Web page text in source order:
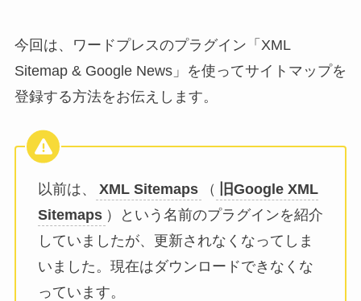
今回は、ワードプレスのプラグイン「XML
Sitemap & Google News」を使ってサイトマップを
登録する方法をお伝えします。
以前は、 XML Sitemaps （
旧Google XML
Sitemaps ）という名前のプラグインを紹介
していましたが、更新されなくなってしま
いました。現在はダウンロードできなくな
っています。